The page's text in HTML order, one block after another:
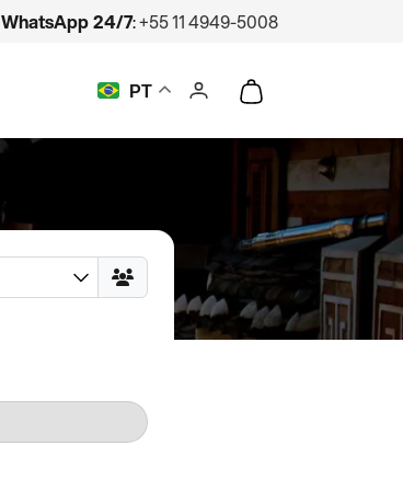
WhatsApp 24/7:+55 11 4949-5008
PT